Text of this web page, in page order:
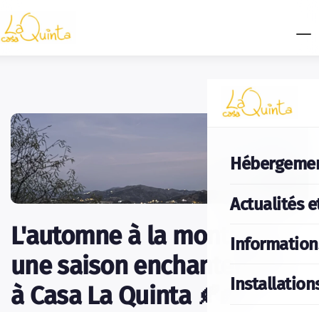
Actualités
L'automne à la montagne :
une saison enchanteresse
à Casa La Quinta 🍂🏡